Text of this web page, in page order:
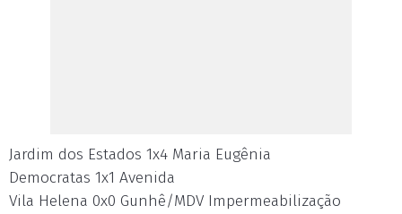
Jardim dos Estados 1x4 Maria Eugênia
Democratas 1x1 Avenida
Vila Helena 0x0 Gunhê/MDV Impermeabilização